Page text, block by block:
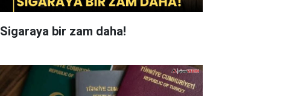
Sigaraya bir zam daha!